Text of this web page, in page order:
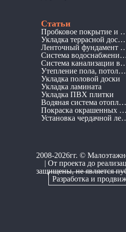
Статьи
Пробковое покрытие и
Укладка террасной доски ДПК
Ленточный фундамент для дома:
Система водоснабжения
Система канализации
Утепление пола, потолка в балочных перекрытий
Укладка половой доски
Укладка ламината
Укладка ПВХ плитки
Водяная система отопления частного дома
Покраска окрашенных стен
Установка чердачной
2008-2026гг. ©
| От проекта до
защищены, не является
Разработка и